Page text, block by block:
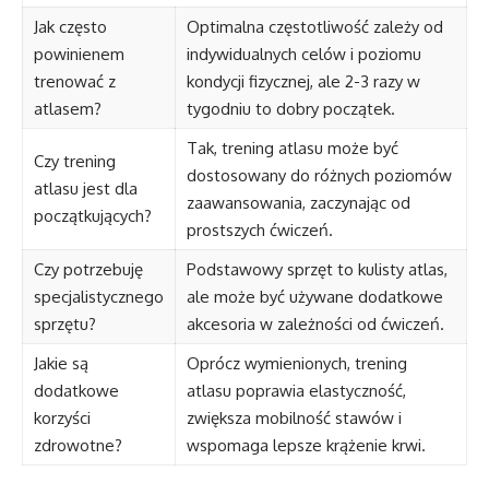
Jak często
powinienem
trenować z
atlasem?
Optimalna częstotliwość zależy od
indywidualnych celów i poziomu
kondycji fizycznej, ale 2-3 razy w
tygodniu to dobry początek.
Czy trening
atlasu jest dla
początkujących?
Tak, trening atlasu może być
dostosowany do różnych poziomów
zaawansowania, zaczynając od
prostszych ćwiczeń.
Czy potrzebuję
specjalistycznego
sprzętu?
Podstawowy sprzęt to kulisty atlas,
ale może być używane dodatkowe
akcesoria w zależności od ćwiczeń.
Jakie są
dodatkowe
korzyści
zdrowotne?
Oprócz wymienionych, trening
atlasu poprawia elastyczność,
zwiększa mobilność stawów i
wspomaga lepsze krążenie krwi.